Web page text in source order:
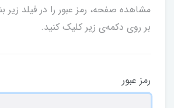
مشاهده صفحه، رمز عبور را در فیلد
بر روی دکمه‌ی زیر کلیک کنید.
رمز عبور